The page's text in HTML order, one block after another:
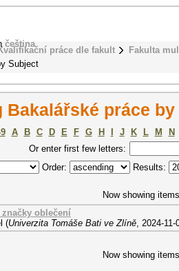
práce dle fakult Fakulta
Subject
čeština
Bakalářské práce
A B C D E F G H J K L M N
Or enter first few letters:
Order: Results:
Now showing
oblečení
(Univerzita Tomáše Bati ve Zlíně, 2024-11-
Now showing